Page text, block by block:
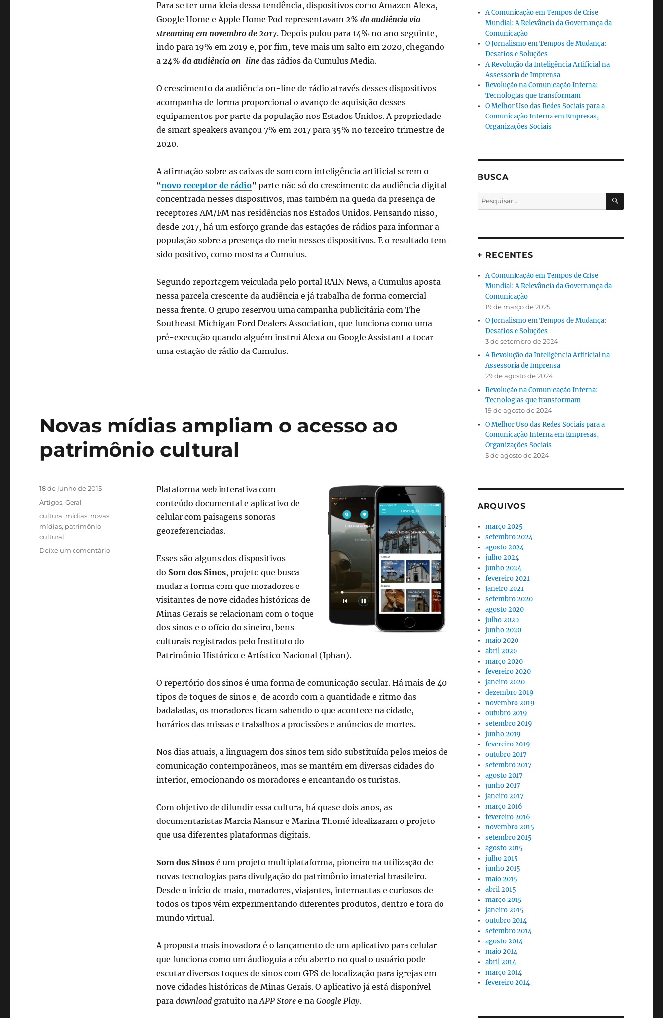
Para se ter uma ideia dessa tendência, dispositivos como Amazon Alexa,
Google Home e Apple Home Pod representavam 2% da audiência via
streaming em novembro de 2017. Depois pulou para 14% no ano seguinte,
indo para 19% em 2019 e, por fim, teve mais um salto em 2020, chegando
a 24% da audiência on-line das rádios da Cumulus Media.
O crescimento da audiência on-line de rádio através desses dispositivos
acompanha de forma proporcional o avanço de aquisição desses
equipamentos por parte da população nos Estados Unidos. A propriedade
de smart speakers avançou 7% em 2017 para 35% no terceiro trimestre de
2020.
A afirmação sobre as caixas de som com inteligência artificial serem o
“novo receptor de rádio” parte não só do crescimento da audiência digital
concentrada nesses dispositivos, mas também na queda da presença de
receptores AM/FM nas residências nos Estados Unidos. Pensando nisso,
desde 2017, há um esforço grande das estações de rádios para informar a
população sobre a presença do meio nesses dispositivos. E o resultado tem
sido positivo, como mostra a Cumulus.
Segundo reportagem veiculada pelo portal RAIN News, a Cumulus aposta
nessa parcela crescente da audiência e já trabalha de forma comercial
nessa frente. O grupo reservou uma campanha publicitária com The
Southeast Michigan Ford Dealers Association, que funciona como uma
pré-execução quando alguém instrui Alexa ou Google Assistant a tocar
uma estação de rádio da Cumulus.
Novas mídias ampliam o acesso ao
patrimônio cultural
Plataforma webinterativa com
conteúdo documental e aplicativo de
celular com paisagens sonoras
georeferenciadas.
Esses são alguns dos dispositivos
do Som dos Sinos, projeto que busca
mudar a forma com que moradores e
visitantes de nove cidades históricas de
Minas Gerais se relacionam com o toque
dos sinos e o ofício do sineiro, bens
culturais registrados pelo Instituto do
Patrimônio Histórico e Artístico Nacional (Iphan).
O repertório dos sinos é uma forma de comunicação secular. Há mais de 40
tipos de toques de sinos e, de acordo com a quantidade e ritmo das
badaladas, os moradores ficam sabendo o que acontece na cidade,
horários das missas e trabalhos a procissões e anúncios de mortes.
Nos dias atuais, a linguagem dos sinos tem sido substituída pelos meios de
comunicação contemporâneos, mas se mantém em diversas cidades do
interior, emocionando os moradores e encantando os turistas.
Com objetivo de difundir essa cultura, há quase dois anos, as
documentaristas Marcia Mansur e Marina Thomé idealizaram o projeto
que usa diferentes plataformas digitais.
Som dos Sinosé um projeto multiplataforma, pioneiro na utilização de
novas tecnologias para divulgação do patrimônio imaterial brasileiro.
Desde o início de maio, moradores, viajantes, internautas e curiosos de
todos os tipos vêm experimentando diferentes produtos, dentro e fora do
mundo virtual.
A proposta mais inovadora é o lançamento de um aplicativo para celular
que funciona como um áudioguia a céu aberto no qual o usuário pode
escutar diversos toques de sinos com GPS de localização para igrejas em
nove cidades históricas de Minas Gerais. O aplicativo já está disponível
para downloadgratuito naAPP Store e naGoogle Play.
Publicado
em
18 de junho de 2015
Categorias
Artigos,Geral
Tags
cultura, mídias, novas
mídias, patrimônio
cultural
Deixe um comentárioem
A Comunicação em Tempos de Crise
Mundial: A Relevância da Governança da
Comunicação
O Jornalismo em Tempos de Mudança:
Desafios e Soluções
A Revolução da Inteligência Artificial na
Assessoria de Imprensa
Revolução na Comunicação Interna:
Tecnologias que transformam
O Melhor Uso das Redes Sociais para a
Comunicação Interna em Empresas,
Organizações Sociais
BUSCA
Pesquisar
por:
+ RECENTES
A Comunicação em Tempos de Crise
Mundial: A Relevância da Governança da
Comunicação
19 de março de 2025
O Jornalismo em Tempos de Mudança:
Desafios e Soluções
3 de setembro de 2024
A Revolução da Inteligência Artificial na
Assessoria de Imprensa
29 de agosto de 2024
Revolução na Comunicação Interna:
Tecnologias que transformam
19 de agosto de 2024
O Melhor Uso das Redes Sociais para a
Comunicação Interna em Empresas,
Organizações Sociais
5 de agosto de 2024
ARQUIVOS
março 2025
setembro 2024
agosto 2024
julho 2024
junho 2024
fevereiro 2021
janeiro 2021
setembro 2020
agosto 2020
julho 2020
junho 2020
maio 2020
abril 2020
março 2020
fevereiro 2020
janeiro 2020
dezembro 2019
novembro 2019
outubro 2019
setembro 2019
junho 2019
fevereiro 2019
outubro 2017
setembro 2017
agosto 2017
junho 2017
janeiro 2017
março 2016
fevereiro 2016
novembro 2015
setembro 2015
agosto 2015
julho 2015
junho 2015
maio 2015
abril 2015
março 2015
janeiro 2015
outubro 2014
setembro 2014
agosto 2014
maio 2014
abril 2014
março 2014
fevereiro 2014